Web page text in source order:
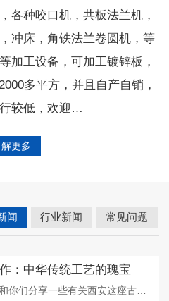
各种咬口机，共板法兰机，
冲床，角铁法兰卷圆机，等
加工设备，可加工镀锌板，
多平方，并且自产自销，
较低，欢迎…
更多
闻 行业新闻 常见问题
：中华传统工艺的瑰宝
大家好，我想和你们分享一些有关西安这座古老城市的故事。在西安，有一门传统工艺——白铁制作，它承载着丰富的文化历史和匠人精神。白铁制作是一门源远流长的技艺，它融合了多种传统工艺，包括铁艺、雕刻等。通过巧妙的打磨和塑造，匠人们能够将生硬的铁块变幻成各式各样优美的艺术品。这种工艺既要求匠人对材料的把握能力，也需要他们细致耐心